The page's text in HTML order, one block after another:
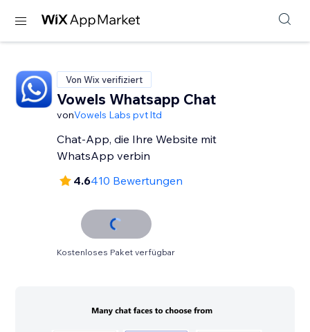
Von Wix verifiziert
Vowels Whatsapp Chat
vonVowels Labs pvt ltd
Chat-App, die Ihre Website mit
WhatsApp verbin
4.6410 Bewertungen
Kostenloses Paket verfügbar